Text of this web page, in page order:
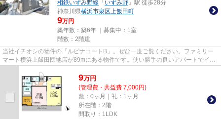
相鉄いずみ野線 「 いずみ野 」駅 徒歩28分
神奈川県横浜市泉区上飯田町
9万円
築年数：築6年 ｜募集中： 1室
階数：2階建
当社イチオシの物件の「ルピナコートB」。ぜひ一度ご覧ください。ファミリー
マート横浜上飯田団地店が89mにある物件です。使い勝手の良いアパートでイチ
9万円
(管理費・共益費 7,000円)
敷：0ヶ月｜礼：1ヶ月
所在階：2階
間取り：1LDK